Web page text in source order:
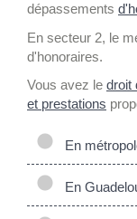
dépassements
En secteur 2, le
d'honoraires.
Vous avez le droit
et prestations
En
En